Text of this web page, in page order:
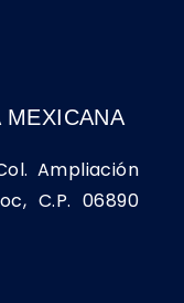
MEXICANA
Ampliación
C.P. 06890